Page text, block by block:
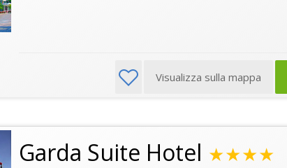
Visualizza sulla mappa
Garda Suite Hotel ★★★★